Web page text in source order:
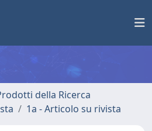
della Ricerca
1a - Articolo su rivista